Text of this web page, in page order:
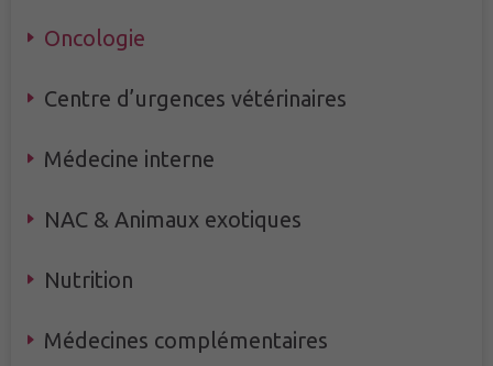
Onco logie
Centre d’urgences vétérinaires
Médecine interne
NAC & Animaux exotiques
Nutrition
Médecines complémentaires